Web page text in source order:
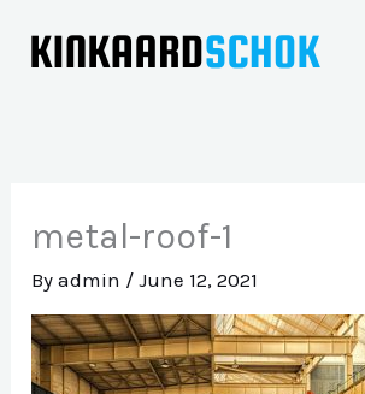
metal-roof-1
Byadmin /June 12, 2021